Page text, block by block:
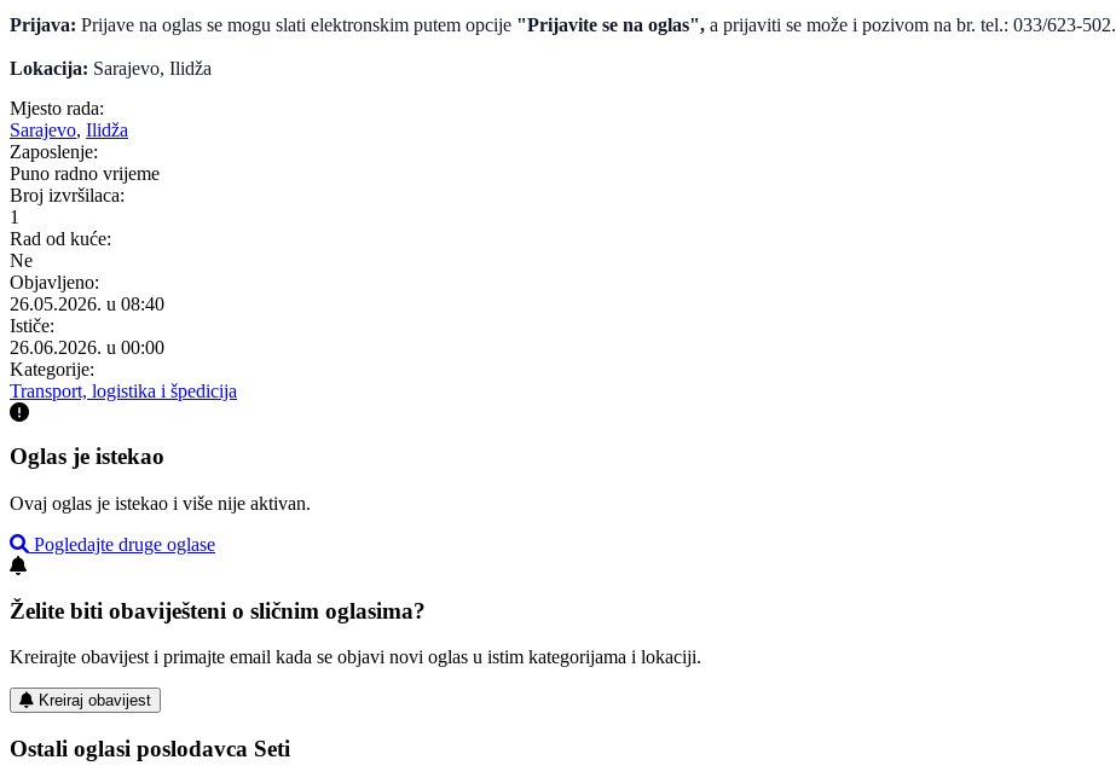
Prijava: Prijave na oglas se mogu slati elektronskim putem opcije "Prijavite se na oglas", a prijaviti se može i pozivom na br. tel.: 033/623-502.
Lokacija: Sarajevo, Ilidža
Mjesto rada:
Sarajevo, Ilidža
Zaposlenje:
Puno radno vrijeme
Broj izvršilaca:
1
Rad od kuće:
Ne
Objavljeno:
26.05.2026. u 08:40
Ističe:
26.06.2026. u 00:00
Kategorije:
Transport, logistika i špedicija
Oglas je istekao
Ovaj oglas je istekao i više nije aktivan.
Pogledajte druge oglase
Želite biti obaviješteni o sličnim oglasima?
Kreirajte obavijest i primajte email kada se objavi novi oglas u istim kategorijama i lokaciji.
Kreiraj obavijest
Ostali oglasi poslodavca Seti